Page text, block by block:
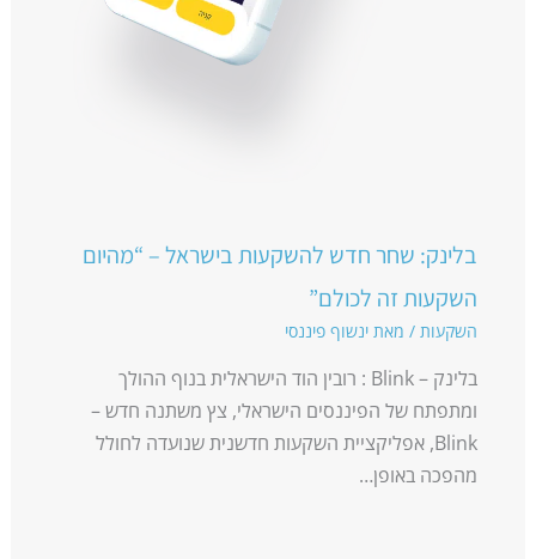
בלינק: שחר חדש להשקעות בישראל – “מהיום
השקעות זה לכולם”
השקעות/ מאת ינשוף פיננסי
בלינק – Blink : רובין הוד הישראלית בנוף ההולך
ומתפתח של הפיננסים הישראלי, צץ משתנה חדש –
Blink, אפליקציית השקעות חדשנית שנועדה לחולל
מהפכה באופן…